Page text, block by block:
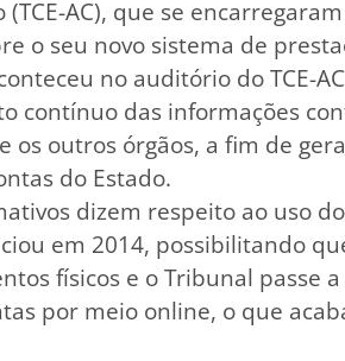
(TCE-AC), que se
o seu novo sistema de
no auditório do TCE-
contínuo das informações
os outros órgãos, a fim de
do Estado.
dizem respeito ao uso
em 2014, possibilitando
físicos e o Tribunal passe
por meio online, o que